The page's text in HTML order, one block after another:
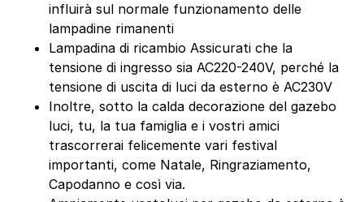
influirà sul normale funzionamento delle
lampadine rimanenti
Lampadina di ricambio Assicurati che la
tensione di ingresso sia AC220-240V, perché la
tensione di uscita di luci da esterno è AC230V
Inoltre, sotto la calda decorazione del gazebo
luci, tu, la tua famiglia e i vostri amici
trascorrerai felicemente vari festival
importanti, come Natale, Ringraziamento,
Capodanno e così via.